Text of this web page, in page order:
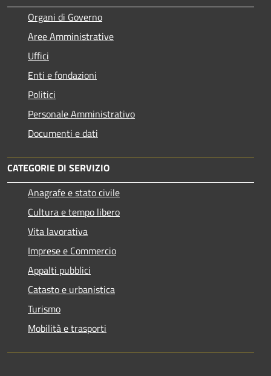
Organi di Governo
Aree Amministrative
Uffici
Enti e fondazioni
Politici
Personale Amministrativo
Documenti e dati
CATEGORIE DI SERVIZIO
Anagrafe e stato civile
Cultura e tempo libero
Vita lavorativa
Imprese e Commercio
Appalti pubblici
Catasto e urbanistica
Turismo
Mobilità e trasporti